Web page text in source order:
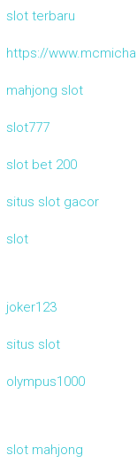
slot terbaru
https://
mahjong slot
slot777
slot bet 200
situs slot gacor
slot
joker123
situs slot
olympus1000
slot mahjong